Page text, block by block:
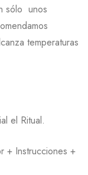
sólo unos
temperaturas
el Ritual.
+ Instrucciones +